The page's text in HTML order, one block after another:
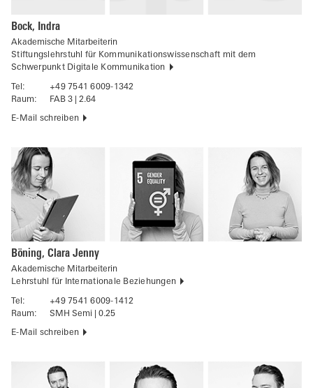
Bock, Indra
Akademische Mitarbeiterin
Stiftungslehrstuhl für Kommunikationswissenschaft mit dem
Schwerpunkt Digitale Kommunikation
Tel:
+49 7541 6009-1342
Raum:
FAB 3 | 2.64
E-Mail schreiben
Böning, Clara Jenny
Akademische Mitarbeiterin
Lehrstuhl für Internationale Beziehungen
Tel:
+49 7541 6009-1412
Raum:
SMH Semi | 0.25
E-Mail schreiben